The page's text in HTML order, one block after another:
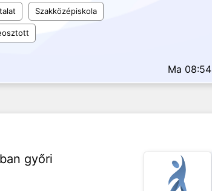
Szakközépiskola
Ma 08:54
győri